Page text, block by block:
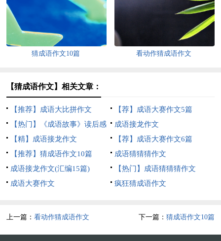
猜成语作文10篇 看动作猜成语作文
【猜成语作文】相关文章：
【推荐】成语大比拼作文
【荐】成语大赛作文5篇
【热门】《成语故事》读后感
7篇
成语接龙作文
【精】成语接龙作文
【荐】成语大赛作文6篇
【推荐】猜成语作文10篇
成语猜猜猜作文
成语接龙作文(汇编15篇)
【热门】成语猜猜猜作文
成语大赛作文
疯狂猜成语作文
上一篇：看动作猜成语作文 下一篇： 猜成语作文10篇